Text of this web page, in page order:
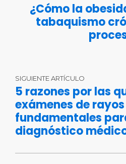
¿Cómo la
tabaquismo
SIGUIENTE ARTÍCULO
5 razones por las
exámenes de rayos
fundamentales
diagnóstico